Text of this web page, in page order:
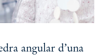
angular d’una